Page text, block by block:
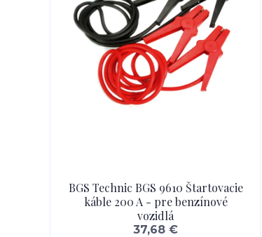
BGS Technic BGS 9610 Štartovacie
káble 200 A - pre benzínové
vozidlá
37,68 €